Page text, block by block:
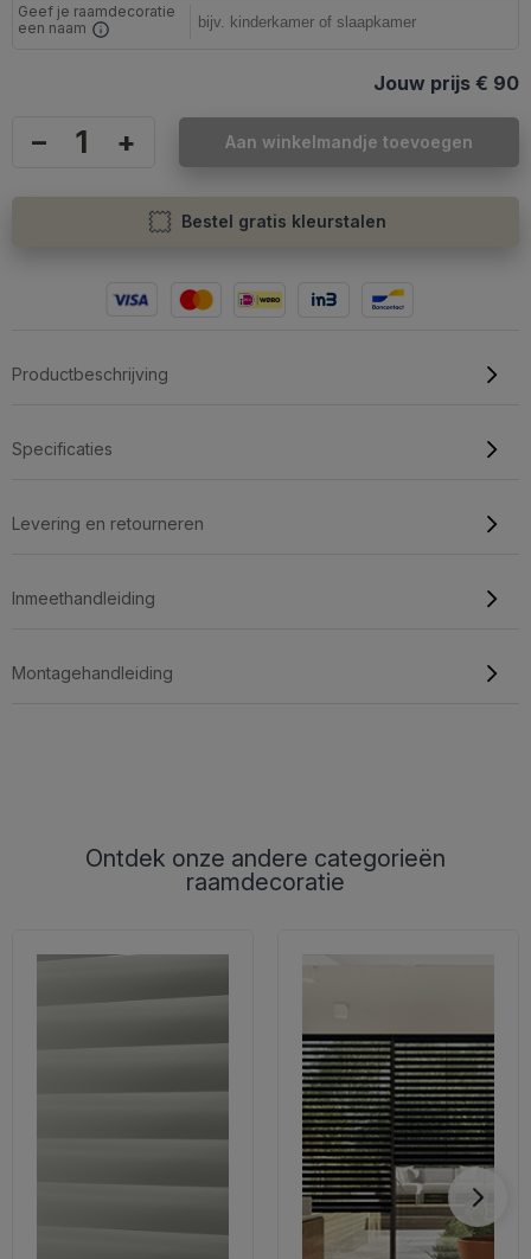
Geef je raamdecoratie
een naam
Jouw prijs € 90
– + Aan winkelmandje toevoegen
Bestel gratis kleurstalen
Productbeschrijving
Specificaties
Levering en retourneren
Inmeethandleiding
Montagehandleiding
Ontdek onze andere categorieën
raamdecoratie